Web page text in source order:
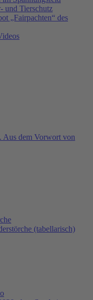
und Tierschutz
„Fairpachten“ des
Aus dem Vorwort von
(tabellarisch)